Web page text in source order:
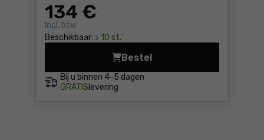
134 €
Incl. btw
Beschikbaar: > 10 st.
Bij u binnen 4-5 dagen
GRATIS levering
Bestel
Hogedrukreiniger